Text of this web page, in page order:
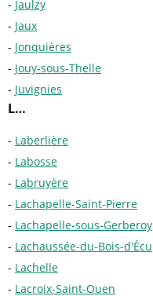
Jaulzy
Jaux
Jonquières
Jouy-sous-Thelle
Juvignies
L…
Laberlière
Labosse
Labruyère
Lachapelle-Saint-Pierre
Lachapelle-sous-Gerberoy
Lachaussée-du-Bois-d'Écu
Lachelle
Lacroix-Saint-Ouen